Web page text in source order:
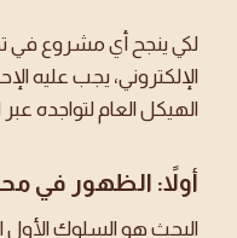
لكي ينجح أي مشروع في
الإلكتروني، يجب عليه
الهيكل العام لتواجده عبر
أولاً: الظهور في
البحث هو السلوك